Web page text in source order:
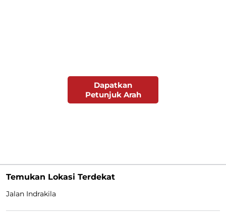
Dapatkan
Petunjuk Arah
Temukan Lokasi Terdekat
Jalan Indrakila